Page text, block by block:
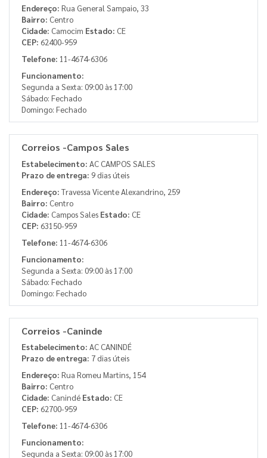
Endereço: Rua General Sampaio, 33
Bairro: Centro
Cidade: Camocim Estado: CE
CEP: 62400-959
Telefone: 11-4674-6306
Funcionamento:
Segunda a Sexta: 09:00 às 17:00
Sábado: Fechado
Domingo: Fechado
Correios -Campos Sales
Estabelecimento: AC CAMPOS SALES
Prazo de entrega: 9 dias úteis
Endereço: Travessa Vicente Alexandrino, 259
Bairro: Centro
Cidade: Campos Sales Estado: CE
CEP: 63150-959
Telefone: 11-4674-6306
Funcionamento:
Segunda a Sexta: 09:00 às 17:00
Sábado: Fechado
Domingo: Fechado
Correios -Caninde
Estabelecimento: AC CANINDÉ
Prazo de entrega: 7 dias úteis
Endereço: Rua Romeu Martins, 154
Bairro: Centro
Cidade: Canindé Estado: CE
CEP: 62700-959
Telefone: 11-4674-6306
Funcionamento:
Segunda a Sexta: 09:00 às 17:00